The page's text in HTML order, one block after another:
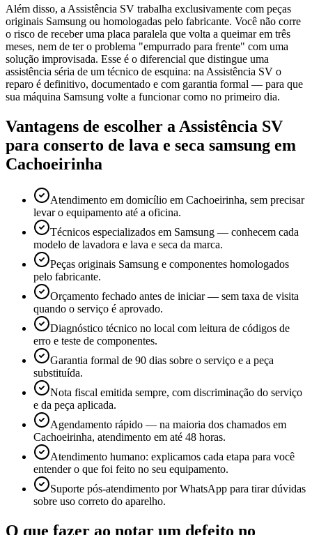
Além disso, a Assistência SV trabalha exclusivamente com peças
originais Samsung ou homologadas pelo fabricante. Você não corre
o risco de receber uma placa paralela que volta a queimar em três
meses, nem de ter o problema "empurrado para frente" com uma
solução improvisada. Esse é o diferencial que distingue uma
assistência séria de um técnico de esquina: na Assistência SV o
reparo é definitivo, documentado e com garantia formal — para que
sua máquina Samsung volte a funcionar como no primeiro dia.
Vantagens de escolher a Assistência SV
para conserto de lava e seca samsung em
Cachoeirinha
Atendimento em domicílio em Cachoeirinha, sem precisar
levar o equipamento até a oficina.
Técnicos especializados em Samsung — conhecem cada
modelo de lavadora e lava e seca da marca.
Peças originais Samsung e componentes homologados
pelo fabricante.
Orçamento fechado antes de iniciar — sem taxa de visita
quando o serviço é aprovado.
Diagnóstico técnico no local com leitura de códigos de
erro e teste de componentes.
Garantia formal de 90 dias sobre o serviço e a peça
substituída.
Nota fiscal emitida sempre, com discriminação do serviço
e da peça aplicada.
Agendamento rápido — na maioria dos chamados em
Cachoeirinha, atendimento em até 48 horas.
Atendimento humano: explicamos cada etapa para você
entender o que foi feito no seu equipamento.
Suporte pós-atendimento por WhatsApp para tirar dúvidas
sobre uso correto do aparelho.
O que fazer ao notar um defeito no